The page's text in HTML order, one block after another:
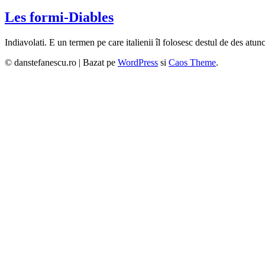
Les formi-Diables
Indiavolati. E un termen pe care italienii îl folosesc destul de des
© danstefanescu.ro | Bazat pe WordPress si Caos Theme.